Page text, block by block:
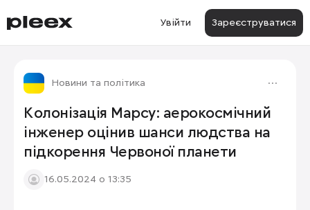
Увійти Зареєструватися
Новини та політика
Колонізація Марсу: аерокосмічний
інженер оцінив шанси людства на
підкорення Червоної планети
16.05.2024 о 13:35